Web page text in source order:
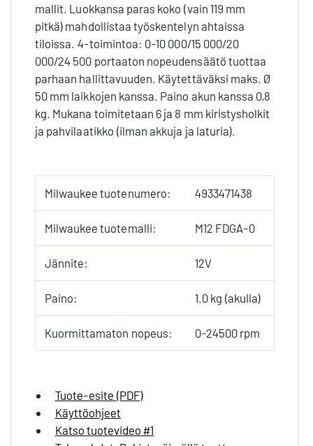
mallit. Luokkansa paras koko (vain 119 mm
pitkä) mahdollistaa työskentelyn ahtaissa
tiloissa. 4-toimintoa: 0-10 000/15 000/20
000/24 500 portaaton nopeudensäätö tuottaa
parhaan hallittavuuden. Käytettäväksi maks. Ø
50 mm laikkojen kanssa. Paino akun kanssa 0,8
kg. Mukana toimitetaan 6 ja 8 mm kiristysholkit
ja pahvilaatikko (ilman akkuja ja laturia).
Milwaukee tuotenumero: 4933471438
Milwaukee tuotemalli: M12 FDGA-0
Jännite: 12V
Paino: 1.0 kg (akulla)
Kuormittamaton nopeus: 0-24500 rpm
Tuote-esite (PDF)
Käyttöohjeet
Katso tuotevideo #1